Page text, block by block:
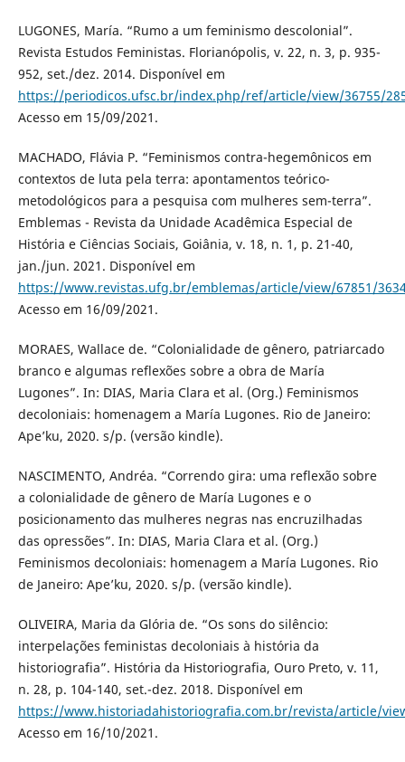
LUGONES, María. “Rumo a um feminismo descolonial”.
Revista Estudos Feministas. Florianópolis, v. 22, n. 3, p. 935-
952, set./dez. 2014. Disponível em
https://periodicos.ufsc.br/index.php/ref/article/view/36755/
Acesso em 15/09/2021.
MACHADO, Flávia P. “Feminismos contra-hegemônicos em
contextos de luta pela terra: apontamentos teórico-
metodológicos para a pesquisa com mulheres sem-terra”.
Emblemas - Revista da Unidade Acadêmica Especial de
História e Ciências Sociais, Goiânia, v. 18, n. 1, p. 21-40,
jan./jun. 2021. Disponível em
https://www.revistas.ufg.br/emblemas/article/view/67851/
Acesso em 16/09/2021.
MORAES, Wallace de. “Colonialidade de gênero, patriarcado
branco e algumas reflexões sobre a obra de María
Lugones”. In: DIAS, Maria Clara et al. (Org.) Feminismos
decoloniais: homenagem a María Lugones. Rio de Janeiro:
Ape’ku, 2020. s/p. (versão kindle).
NASCIMENTO, Andréa. “Correndo gira: uma reflexão sobre
a colonialidade de gênero de María Lugones e o
posicionamento das mulheres negras nas encruzilhadas
das opressões”. In: DIAS, Maria Clara et al. (Org.)
Feminismos decoloniais: homenagem a María Lugones. Rio
de Janeiro: Ape’ku, 2020. s/p. (versão kindle).
OLIVEIRA, Maria da Glória de. “Os sons do silêncio:
interpelações feministas decoloniais à história da
historiografia”. História da Historiografia, Ouro Preto, v. 11,
n. 28, p. 104-140, set.-dez. 2018. Disponível em
https://www.historiadahistoriografia.com.br/revista/article/
Acesso em 16/10/2021.